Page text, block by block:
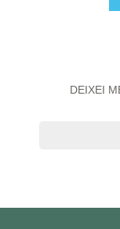
DEIXEI